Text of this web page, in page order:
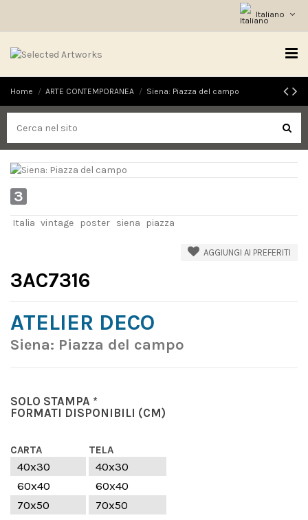
Italiano
Home ARTE CONTEMPORANEA Siena: Piazza del campo
3
Italia vintage poster siena piazza
AGGIUNGI AI PREFERITI
3AC7316
ATELIER DECO
Siena: Piazza del campo
SOLO STAMPA *
FORMATI DISPONIBILI (CM)
CARTA TELA
40x30
40x30
60x40
60x40
70x50
70x50